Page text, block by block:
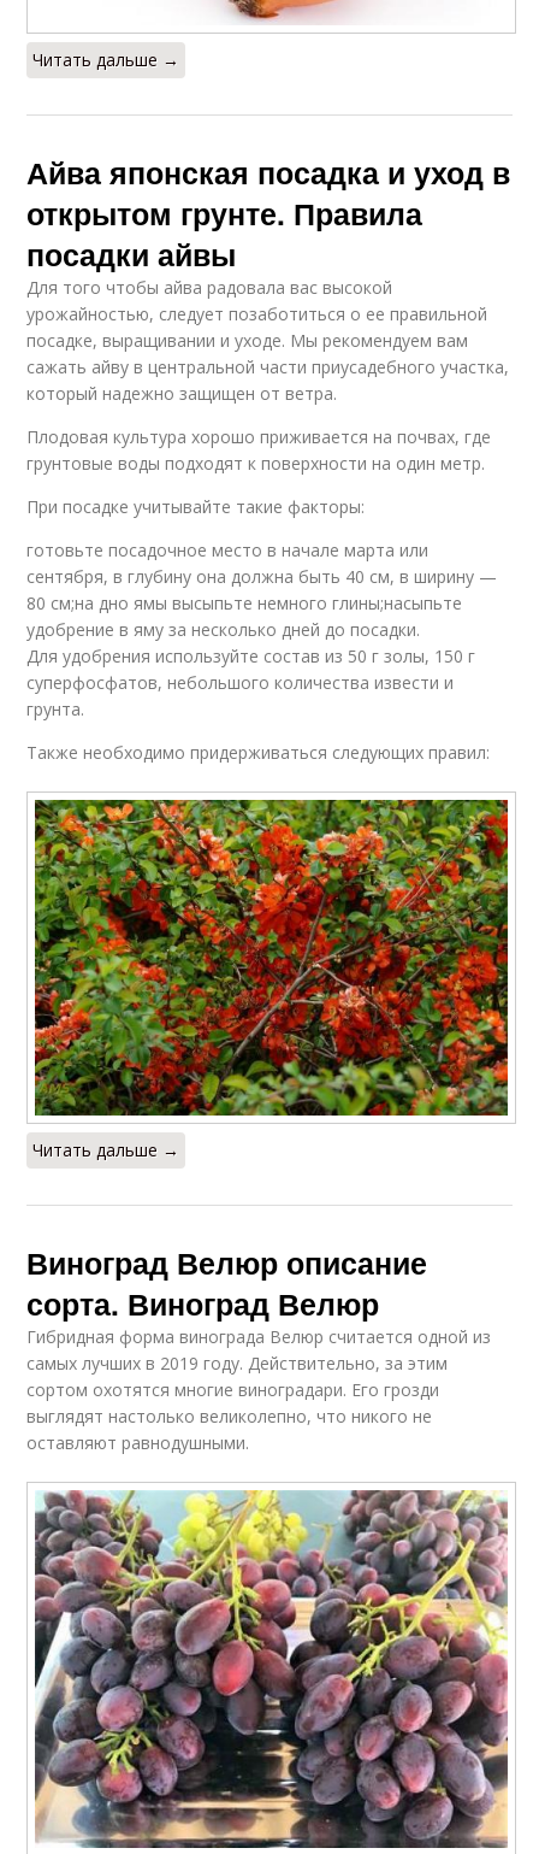
Читать дальше →
Айва японская посадка и уход в
открытом грунте. Правила
посадки айвы
Для того чтобы айва радовала вас высокой
урожайностью, следует позаботиться о ее правильной
посадке, выращивании и уходе. Мы рекомендуем вам
сажать айву в центральной части приусадебного участка,
который надежно защищен от ветра.
Плодовая культура хорошо приживается на почвах, где
грунтовые воды подходят к поверхности на один метр.
При посадке учитывайте такие факторы:
готовьте посадочное место в начале марта или
сентября, в глубину она должна быть 40 см, в ширину —
80 см;на дно ямы высыпьте немного глины;насыпьте
удобрение в яму за несколько дней до посадки.
Для удобрения используйте состав из 50 г золы, 150 г
суперфосфатов, небольшого количества извести и
грунта.
Также необходимо придерживаться следующих правил:
Читать дальше →
Виноград Велюр описание
сорта. Виноград Велюр
Гибридная форма винограда Велюр считается одной из
самых лучших в 2019 году. Действительно, за этим
сортом охотятся многие виноградари. Его грозди
выглядят настолько великолепно, что никого не
оставляют равнодушными.